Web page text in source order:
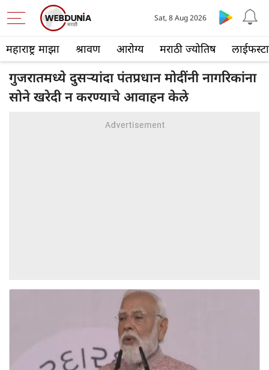
महाराष्ट्र माझा श्रावण आरोग्य मराठी ज्योतिष
Sat, 8 Aug 2026
गुजरातमध्ये दुसऱ्यांदा पंतप्रधान मोदींनी नागरिकांना
सोने खरेदी न करण्याचे आवाहन केले